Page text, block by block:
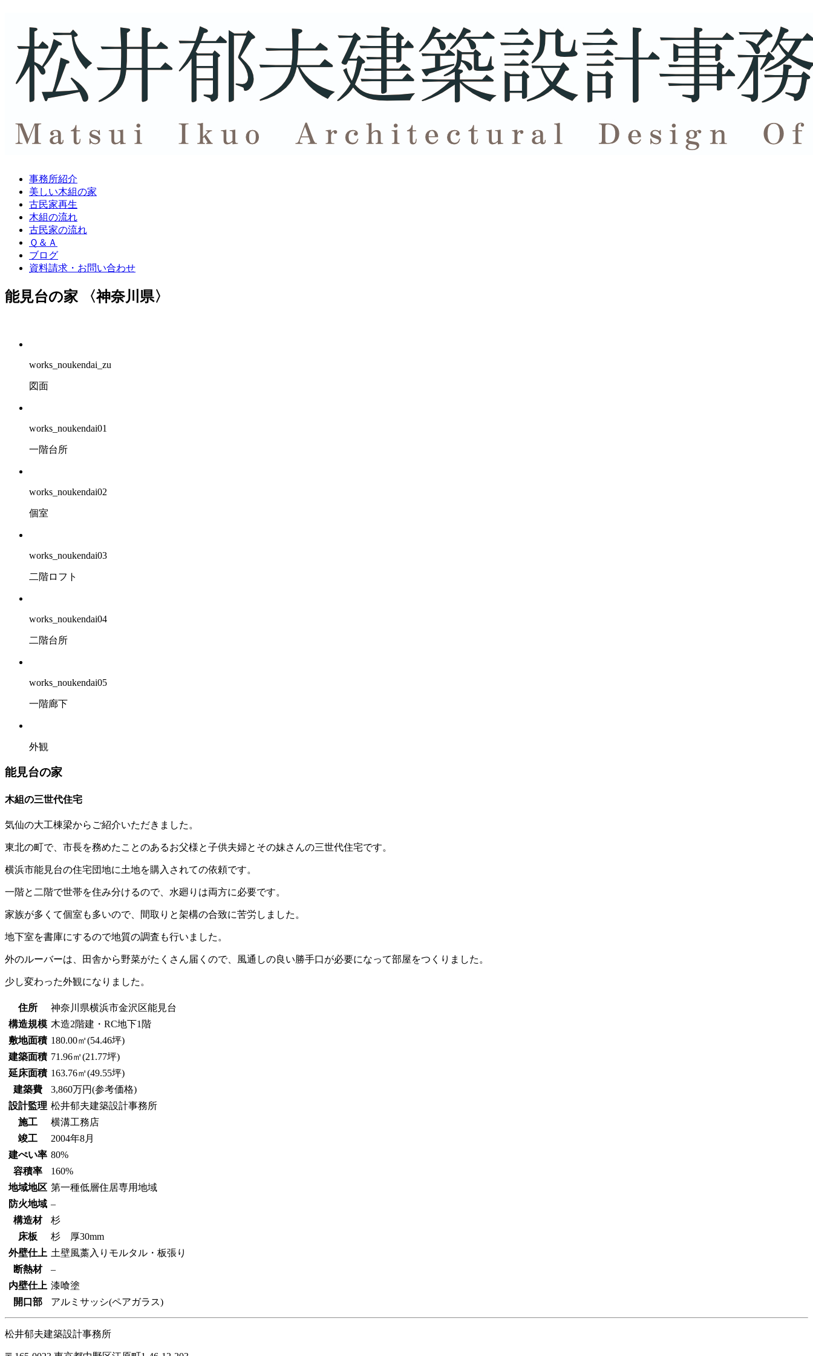
事務所紹介
美しい木組の家
古民家再生
木組の流れ
古民家の流れ
Ｑ＆Ａ
ブログ
資料請求・ お問い合わせ
能見台の家 〈神奈川県〉
works_noukendai_zu
図面
works_noukendai01
一階台所
works_noukendai02
個室
works_noukendai03
二階ロフト
works_noukendai04
二階台所
works_noukendai05
一階廊下
外観
能見台の家
木組の三世代住宅
気仙の大工棟梁からご紹介いただきました。
東北の町で、市長を務めたことのあるお父様と子供夫婦とその妹さんの三世代住宅です。
横浜市能見台の住宅団地に土地を購入されての依頼です。
一階と二階で世帯を住み分けるので、水廻りは両方に必要です。
家族が多くて個室も多いので、間取りと架構の合致に苦労しました。
地下室を書庫にするので地質の調査も行いました。
外のルーバーは、田舎から野菜がたくさん届くので、風通しの良い勝手口が必要になって部屋をつくりました。
少し変わった外観になりました。
住所
神奈川県横浜市金沢区能見台
構造規模 木造2階建・RC地下1階
敷地面積 180.00㎡(54.46坪)
建築面積 71.96㎡(21.77坪)
延床面積 163.76㎡(49.55坪)
建築費
3,860万円(参考価格)
設計監理 松井郁夫建築設計事務所
施工
横溝工務店
竣工
2004年8月
建ぺい率 80%
容積率
160%
地域地区 第一種低層住居専用地域
防火地域 –
構造材
杉
床板
杉 厚30mm
外壁仕上 土壁風藁入りモルタル・板張り
断熱材
–
内壁仕上 漆喰塗
開口部
アルミサッシ(ペアガラス)
松井郁夫建築設計事務所